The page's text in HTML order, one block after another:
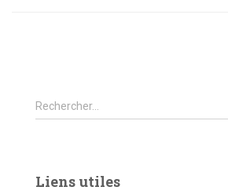
R
e
r
Rechercher…
Liens utiles